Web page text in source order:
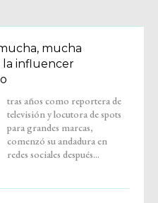
mucha
la influencer
redes sociales después...